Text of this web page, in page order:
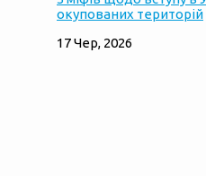
окупованих територій
17 Чер, 2026